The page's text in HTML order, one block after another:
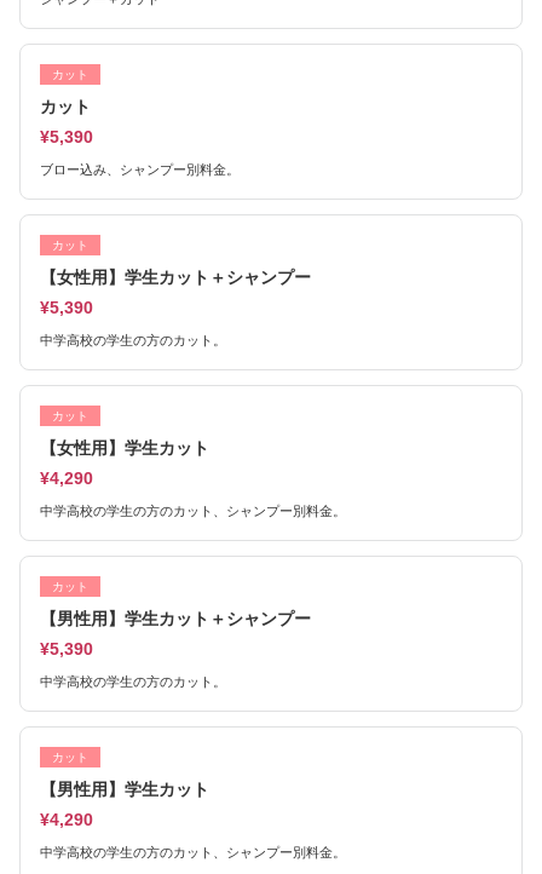
カット
カット
¥5,390
ブロー込み、シャンプー別料金。
カット
【女性用】学生カット＋シャンプー
¥5,390
中学高校の学生の方のカット。
カット
【女性用】学生カット
¥4,290
中学高校の学生の方のカット、シャンプー別料金。
カット
【男性用】学生カット＋シャンプー
¥5,390
中学高校の学生の方のカット。
カット
【男性用】学生カット
¥4,290
中学高校の学生の方のカット、シャンプー別料金。